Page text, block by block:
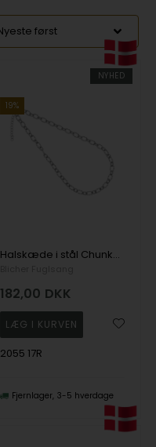
NYHED
19%
Halskæde i stål Chunky, fra Blicher Fuglsang
182,00 DKK
2055 17R
Fjernlager 3-5 hverdage